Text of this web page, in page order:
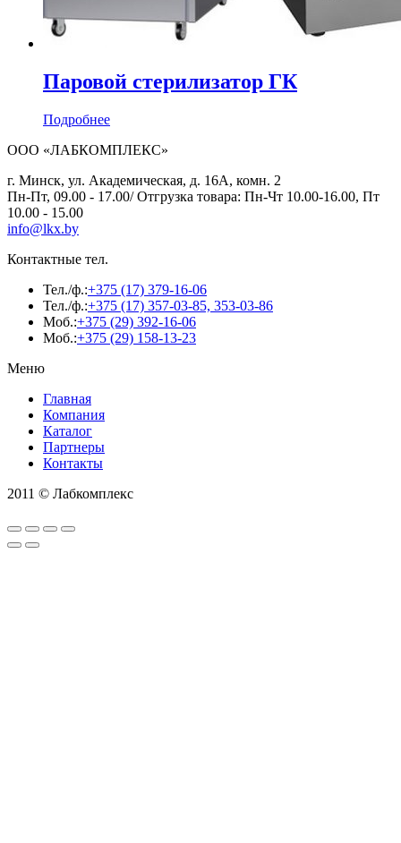
Паровой стерилизатор ГК
Подробнее
ООО «ЛАБКОМПЛЕКС»
г. Минск, ул. Академическая, д. 16А, комн. 2
Пн-Пт, 09.00 - 17.00/ Отгрузка товара: Пн-Чт 10.00-16.00, Пт
10.00 - 15.00
info@lkx.by
Контактные тел.
Тел./ф.:+375 (17) 379-16-06
Тел./ф.:+375 (17) 357-03-85, 353-03-86
Моб.:+375 (29) 392-16-06
Моб.:+375 (29) 158-13-23
Меню
Главная
Компания
Каталог
Партнеры
Контакты
2011 © Лабкомплекс